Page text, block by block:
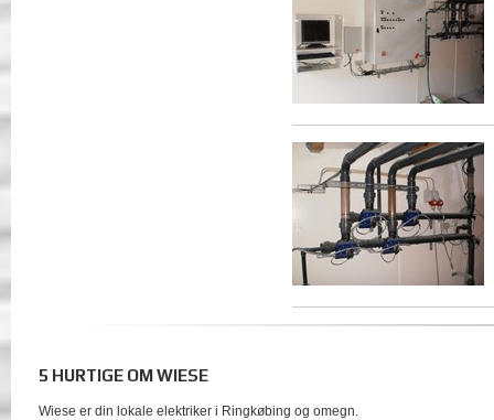
5 HURTIGE OM WIESE
Wiese er din lokale elektriker i Ringkøbing og omegn.